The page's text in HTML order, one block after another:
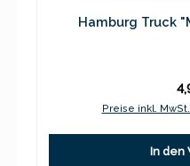
Hamburg Truck
Preise inkl.
In den